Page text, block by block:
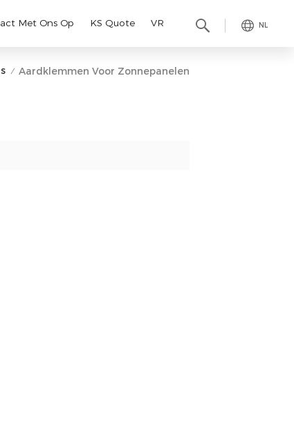
NL
Met Ons Op KS Quote VR
/ Aardklemmen Voor Zonnepanelen